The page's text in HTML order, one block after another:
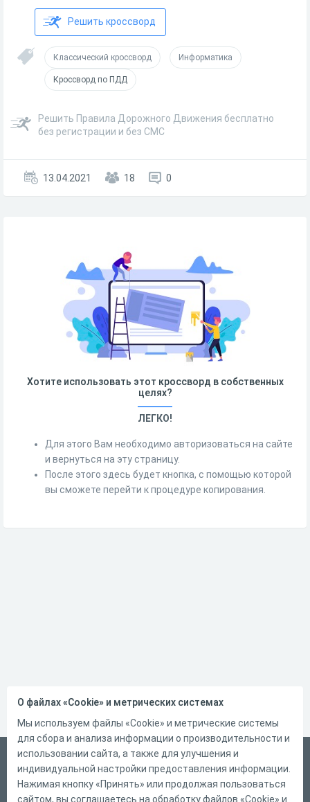
Решить кроссворд
Классический кроссворд Информатика
Кроссворд по ПДД
Решить Правила Дорожного Движения бесплатно
без регистрации и без СМС
13.04.2021 18 0
Хотите использовать этот кроссворд в собственных
целях?
ЛЕГКО!
Для этого Вам необходимо авторизоваться на сайте
и вернуться на эту страницу.
После этого здесь будет кнопка, с помощью которой
вы сможете перейти к процедуре копирования.
Русский
Справка
О файлах «Cookie» и метрических системах
Мы используем файлы «Cookie» и метрические системы
для сбора и анализа информации о производительности и
использовании сайта, а также для улучшения и
индивидуальной настройки предоставления информации.
Нажимая кнопку «Принять» или продолжая пользоваться
сайтом, вы соглашаетесь на обработку файлов «Cookie» и